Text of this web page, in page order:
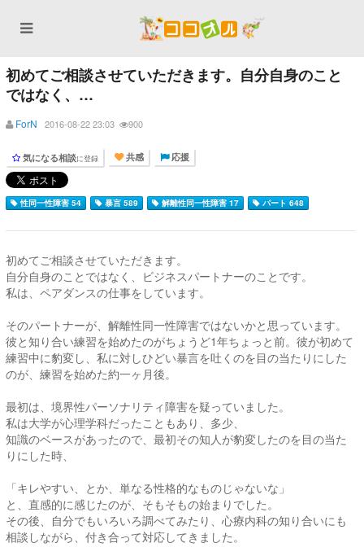
初めてご相談させていただきます。自分自身のこと
ではなく、…
ForN 2016-08-22 23:03 900
気になる相談に登録 共感 応援
性同一性障害 54 暴言 589 解離性同一性障害 17 パート 648
初めてご相談させていただきます。
自分自身のことではなく、ビジネスパートナーのことです。
私は、ペアダンスの仕事をしています。
そのパートナーが、解離性同一性障害ではないかと思っています。
彼と知り合い練習を始めたのがちょうど1年ちょっと前。彼が初めて
練習中に豹変し、私に対しひどい暴言を吐くのを目の当たりにした
のが、練習を始めた約一ヶ月後。
最初は、境界性パーソナリティ障害を疑っていました。
私は大学が心理学科だったこともあり、多少、
知識のベースがあったので、最初その知人が豹変したのを目の当た
りにした時、
「キレやすい、とか、単なる性格的なものじゃないな」
と、直感的に感じたのが、そもそもの始まりでした。
その後、自分でもいろいろ調べてみたり、心療内科の知り合いにも
相談しながら、付き合って対応してきました。